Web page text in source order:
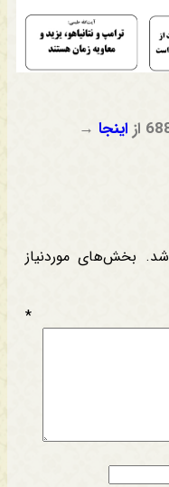
اینجا →
بخش‌های موردنیاز
*